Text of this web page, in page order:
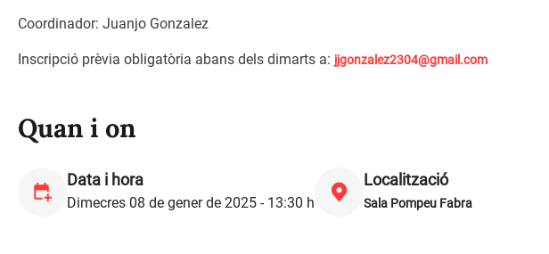
Coordinador: Juanjo Gonzalez
Inscripció prèvia obligatòria abans dels dimarts a: jjgonzalez2304@gmail.com
Quan i on
Data i hora
Dimecres 08 de gener de 2025 - 13:30 h
Localització
Sala Pompeu Fabra